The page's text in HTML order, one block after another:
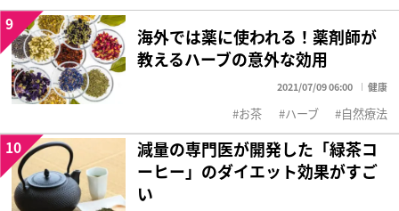
海外では薬に使われる！薬剤師が
教えるハーブの意外な効用
2021/07/09 06:00 健康
9
お茶 ハーブ 自然療法
減量の専門医が開発した「緑茶コ
ーヒー」のダイエット効果がすご
い
10